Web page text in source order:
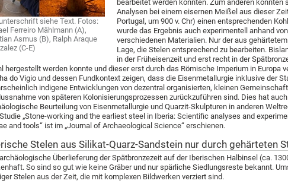
siehe Text. Fotos:
Ferreiro Mählmann (A),
Asmus (B), Ralph Araque
(C-E)
bearbeitet werden konnten. Zum anderen
Analysen bei einem eisernen Meißel aus dieser
Portugal, um 900 v. Chr) einen entsprechenden
wurde das Ergebnis auch experimentell anhand
verschiedenen Materialien. Nur der aus
Lage, die Stelen entsprechend zu bearbeiten.
in der Früheisenzeit und erst recht in der
hergestellt werden konnte und dieser erst durch das Römische Imperium in Europa
do Vigio und dessen Fundkontext zeigen, dass die Eisenmetallurgie inklusive der
indigene Entwicklungen von dezentral organisierten, kleinen
von späteren Kolonisierungsprozessen zurückzuführen sind. Dies hat
Beurteilung von Eisenmetallurgie und Quarzit-Skulpturen in anderen
„Stone-working and the earliest steel in Iberia: Scientific analyses and
and tools“ ist im „Journal of Archaeological Science“ erschienen.
Stelen aus Silikat-Quarz-Sandstein nur durch gehärteten
Überlieferung der Spätbronzezeit auf der Iberischen Halbinsel (ca.
So sind so gut wie keine Gräber und nur spärliche Siedlungsreste bekannt.
Stelen aus der Zeit, die mit komplexen Bildwerken verziert sind.